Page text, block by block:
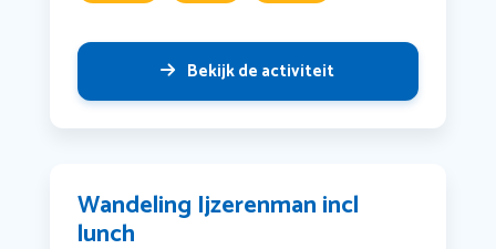
Bekijk de activiteit
Wandeling Ijzerenman incl
lunch